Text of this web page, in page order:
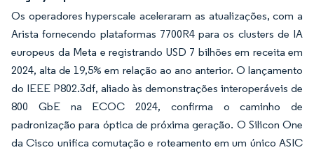
Os operadores hyperscale aceleraram as atualizações, com a
Arista fornecendo plataformas 7700R4 para os clusters de IA
europeus da Meta e registrando USD 7 bilhões em receita em
2024, alta de 19,5% em relação ao ano anterior. O lançamento
do IEEE P802.3df, aliado às demonstrações interoperáveis de
800 GbE na ECOC 2024, confirma o caminho de
padronização para óptica de próxima geração. O Silicon One
da Cisco unifica comutação e roteamento em um único ASIC